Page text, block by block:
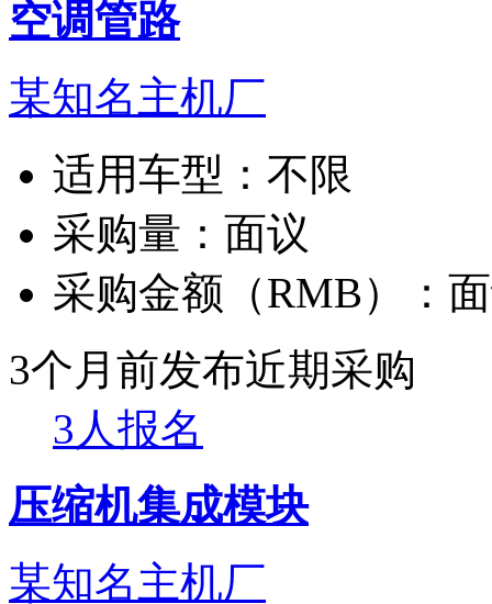
空调管路
某知名主机厂
适用车型： 不限
采购量： 面议
采购金额（RMB）：
3个月前发布近期采购
3人报名
压缩机集成模块
某知名主机厂